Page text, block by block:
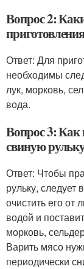
Вопрос 2:
Ответ: Для
необходимы
лук, морковь,
вода.
Вопрос 3: Как
свиную
Ответ: Чтобы
рульку, следует
очистить его от
водой и
морковь,
Варить мясо
периодически